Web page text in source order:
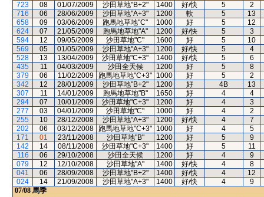
723
08 01/07/2009 沙田草地"B+2" 1400 好/快 5
2
716
06 28/06/2009 沙田草地"A+3" 1200 軟 5
13
658
09 03/06/2009 跑馬地草地"C" 1000 好 5
12
624
07 21/05/2009 跑馬地草地"A" 1200 好/快 5
3
594
12 09/05/2009 沙田草地"C" 1600 好 5
10
569
05 01/05/2009 沙田草地"A+3" 1200 好/快 5
4
528
13 13/04/2009 沙田草地"C+3" 1400 好/快 5
6
435
11 04/03/2009 沙田全天候 1200 好 5
8
379
06 11/02/2009 跑馬地草地"C+3" 1000 好 5
2
342
12 28/01/2009 沙田草地"B+2" 1200 好 4B
13
307
11 14/01/2009 跑馬地草地"B" 1650 好 4
4
294
07 10/01/2009 沙田草地"C+3" 1200 好 4
3
277
03 04/01/2009 沙田草地"C" 1000 好 4
2
255
10 28/12/2008 沙田草地"A+3" 1200 好/快 4
7
202
06 03/12/2008 跑馬地草地"C+3" 1000 好 4
5
171
01 23/11/2008 沙田草地"B" 1200 好 5
9
142
14 08/11/2008 沙田草地"C+3" 1400 好 5
11
116
06 29/10/2008 沙田全天候 1200 好 4
9
079
12 12/10/2008 沙田草地"A" 1400 好/快 4
8
041
06 28/09/2008 沙田草地"B+2" 1400 好/快 4
12
024
14 21/09/2008 沙田草地"A+3" 1400 好/快 4
9
07/08 馬季